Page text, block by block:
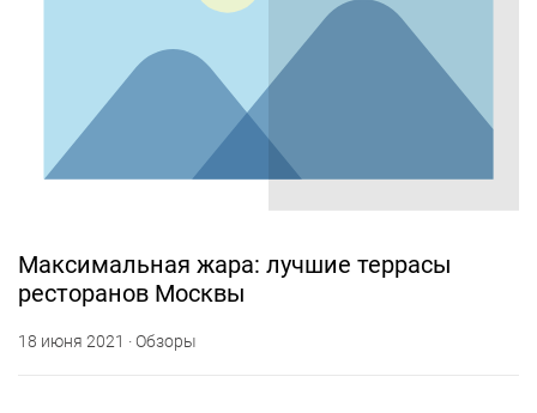
Максимальная жара: лучшие террасы
ресторанов Москвы
18 июня 2021 · Обзоры